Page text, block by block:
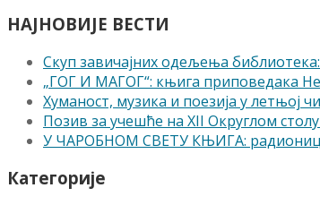
НАЈНОВИЈЕ ВЕСТИ
Скуп завичајних одељења
„ГОГ И МАГОГ“: књига приповедака
Хуманост, музика и поезија у летњој
Позив за учешће на XII Округлом
У ЧАРОБНОМ СВЕТУ КЊИГА:
Категорије